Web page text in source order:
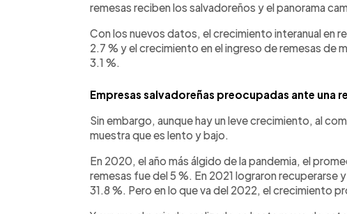
remesas reciben los salvadoreños y el panorama
Con los nuevos datos, el crecimiento interanual en
2.7 % y el crecimiento en el ingreso de remesas de
3.1 %.
Empresas salvadoreñas preocupadas ante una
Sin embargo, aunque hay un leve crecimiento, al
muestra que es lento y bajo.
En 2020, el año más álgido de la pandemia, el
remesas fue del 5 %. En 2021 lograron recuperarse
31.8 %. Pero en lo que va del 2022, el crecimiento